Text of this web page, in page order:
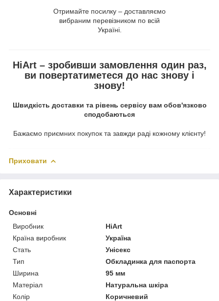
Отримайте посилку – доставляємо
вибраним перевізником по всій
Україні.
HiArt – зробивши замовлення один раз,
ви повертатиметеся до нас знову і
знову!
Швидкість доставки та рівень сервісу вам обов'язково
сподобаються
Бажаємо приємних покупок та завжди раді кожному клієнту!
Приховати
Характеристики
Основні
Виробник
HiArt
Країна виробник
Україна
Стать
Унісекс
Тип
Обкладинка для паспорта
Ширина
95 мм
Матеріал
Натуральна шкіра
Колір
Коричневий